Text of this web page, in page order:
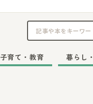
子育て・教育 暮らし